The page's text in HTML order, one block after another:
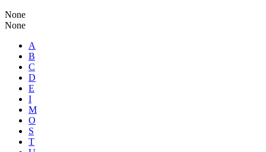
None
None
A
B
C
D
E
I
M
O
S
T